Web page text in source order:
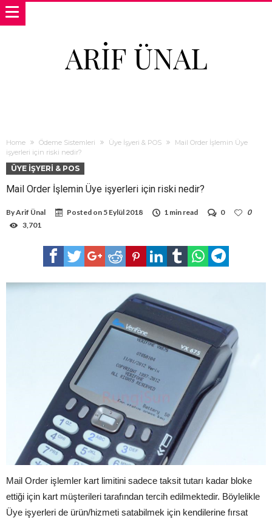
ARIF ÜNAL
Home Ödeme Sistemleri Üye İşyeri & POS
Mail Order İşlemin Üye
işyerleri için riski nedir?
ÜYE İŞYERI & POS
Mail Order İşlemin Üye işyerleri için riski nedir?
ByArif Ünal Posted on 5 Eylül 2018 1 min read 0
0
3,701
Mail Order işlemler kart limitini sadece taksit tutarı kadar bloke
ettiği için kart müşterileri tarafından tercih edilmektedir. Böylelikle
Üye işyerleri de ürün/hizmeti satabilmek için kendilerine fırsat